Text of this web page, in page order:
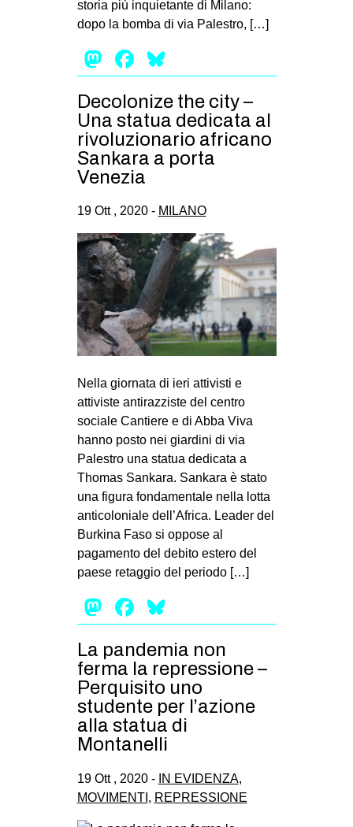
MONDO
Fb
tw
ms
SEARCH
storia più inquietante di Milano:
dopo la bomba di via Palestro, […]
Mastodon
Facebook
Decolonize the city –
Una statua dedicata al
rivoluzionario africano
Sankara a porta
Venezia
19 Ott , 2020 - MILANO
Nella giornata di ieri attivisti e
attiviste antirazziste del centro
sociale Cantiere e di Abba Viva
hanno posto nei giardini di via
Palestro una statua dedicata a
Thomas Sankara. Sankara è stato
una figura fondamentale nella lotta
anticoloniale dell’Africa. Leader del
Burkina Faso si oppose al
pagamento del debito estero del
paese retaggio del periodo […]
Mastodon
Facebook
La pandemia non
ferma la repressione –
Perquisito uno
studente per l’azione
alla statua di
Montanelli
19 Ott , 2020 - IN EVIDENZA,
MOVIMENTI , REPRESSIONE